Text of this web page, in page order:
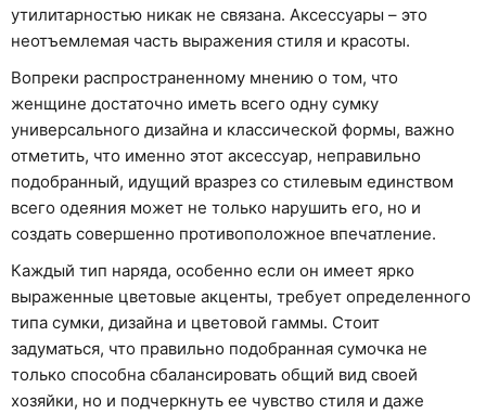
Рассказать новость
утилитарностью никак не связана. Аксессуары – это
неотъемлемая часть выражения стиля и красоты.
Вопреки распространенному мнению о том, что
женщине достаточно иметь всего одну сумку
универсального дизайна и классической формы, важно
отметить, что именно этот аксессуар, неправильно
подобранный, идущий вразрез со стилевым единством
всего одеяния может не только нарушить его, но и
создать совершенно противоположное впечатление.
Каждый тип наряда, особенно если он имеет ярко
выраженные цветовые акценты, требует определенного
типа сумки, дизайна и цветовой гаммы. Стоит
задуматься, что правильно подобранная сумочка не
только способна сбалансировать общий вид своей
хозяйки, но и подчеркнуть ее чувство стиля и даже